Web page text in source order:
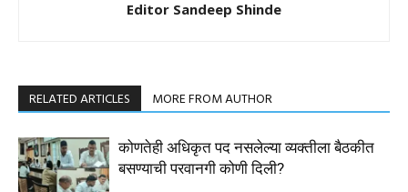
Editor Sandeep Shinde
RELATED ARTICLES MORE FROM AUTHOR
कोणतेही अधिकृत पद नसलेल्या व्यक्तीला बैठकीत
बसण्याची परवानगी कोणी दिली?